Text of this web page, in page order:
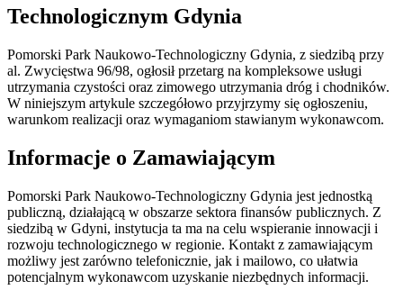
Technologicznym Gdynia
Pomorski Park Naukowo-Technologiczny Gdynia, z siedzibą przy
al. Zwycięstwa 96/98, ogłosił przetarg na kompleksowe usługi
utrzymania czystości oraz zimowego utrzymania dróg i chodników.
W niniejszym artykule szczegółowo przyjrzymy się ogłoszeniu,
warunkom realizacji oraz wymaganiom stawianym wykonawcom.
Informacje o Zamawiającym
Pomorski Park Naukowo-Technologiczny Gdynia jest jednostką
publiczną, działającą w obszarze sektora finansów publicznych. Z
siedzibą w Gdyni, instytucja ta ma na celu wspieranie innowacji i
rozwoju technologicznego w regionie. Kontakt z zamawiającym
możliwy jest zarówno telefonicznie, jak i mailowo, co ułatwia
potencjalnym wykonawcom uzyskanie niezbędnych informacji.